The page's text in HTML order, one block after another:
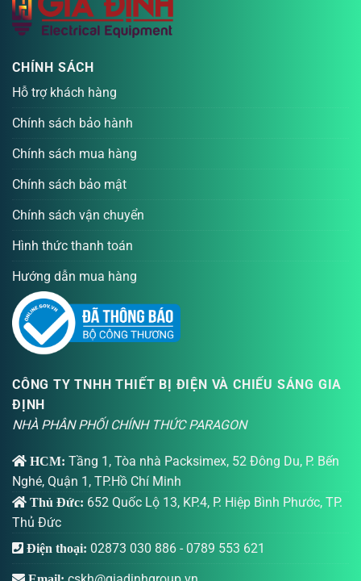
CHÍNH SÁCH
Hỗ trợ khách hàng
Chính sách bảo hành
Chính sách mua hàng
Chính sách bảo mật
Chính sách vận chuyển
Hình thức thanh toán
Hướng dẫn mua hàng
CÔNG TY TNHH THIẾT BỊ ĐIỆN VÀ CHIẾU SÁNG GIA
ĐỊNH
NHÀ PHÂN PHỐI CHÍNH THỨC PARAGON
HCM: Tầng 1, Tòa nhà Packsimex, 52 Đông Du, P. Bến
Nghé, Quận 1, TP.Hồ Chí Minh
Thủ Đức: 652 Quốc Lộ 13, KP.4, P. Hiệp Bình Phước, TP.
Thủ Đức
Điện thoại: 02873 030 886 - 0789 553 621